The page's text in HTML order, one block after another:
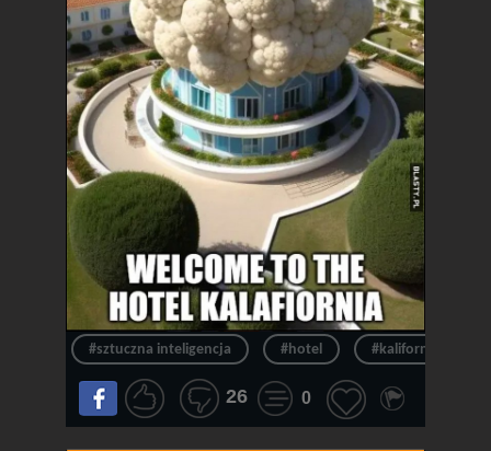
#sztuczna inteligencja #hotel #kalifornia
26 0